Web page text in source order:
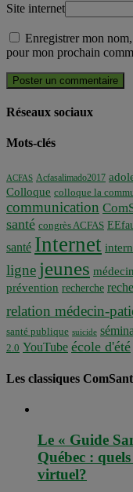
Site internet
Enregistrer mon
pour mon prochain
Réseaux sociaux
Mots-clés
ACFAS Acfasalimado2017
Colloque colloque la
communication
santé congrès ACFAS
santé Internet
ligne jeunes médecin
prévention recherche
relation médecin-
santé publique suicide
2.0 YouTube école d'été
Les classiques
Le « Guide
Québec :
virtuel?